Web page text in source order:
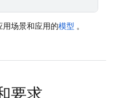
场景和应用的模型 。
要求